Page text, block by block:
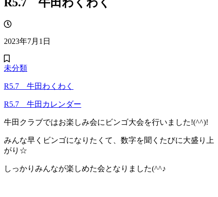
2023年7月1日
未分類
R5.7 牛田わくわく
R5.7 牛田カレンダー
牛田クラブではお楽しみ会にビンゴ大会を行いました!(^^)!
みんな早くビンゴになりたくて、数字を聞くたびに大盛り上
がり☆
しっかりみんなが楽しめた会となりました(^^♪